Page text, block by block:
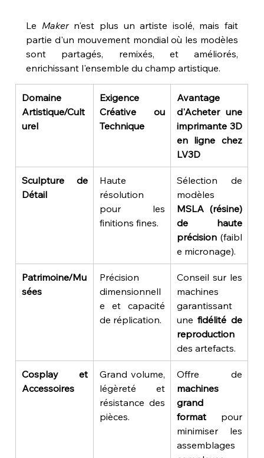
Le Maker n'est plus un artiste isolé, mais fait
partie d'un mouvement mondial où les modèles
sont partagés, remixés, et améliorés,
enrichissant l'ensemble du champ artistique.
Domaine
Artistique/Cult
urel
Exigence
Créative ou
Technique
Avantage
d'Acheter une
imprimante 3D
en ligne chez
LV3D
Sculpture de
Détail
Haute
résolution
pour les
finitions fines.
Sélection de
MSLA (résine)
de haute
précision (faibl
e micronage).
Patrimoine/Mu
sées
Précision
dimensionnell
e et capacité
de réplication.
Conseil sur les
machines
garantissant
une fidélité de
reproduction
des artefacts.
Cosplay et
Accessoires
Grand volume,
légèreté et
résistance des
pièces.
machines
grand
format pour
minimiser les
assemblages